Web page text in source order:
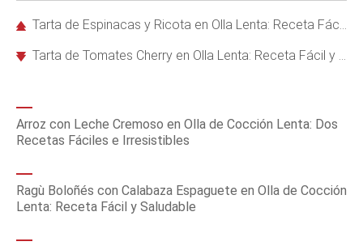
Tarta de Espinacas y Ricota en Olla Lenta: Receta Fácil y Deliciosa
Tarta de Tomates Cherry en Olla Lenta: Receta Fácil y Deliciosa
Arroz con Leche Cremoso en Olla de Cocción Lenta: Dos
Recetas Fáciles e Irresistibles
Ragù Boloñés con Calabaza Espaguete en Olla de Cocción
Lenta: Receta Fácil y Saludable